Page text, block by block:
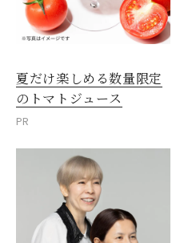
夏だけ楽しめる数量限定
のトマトジュース
PR